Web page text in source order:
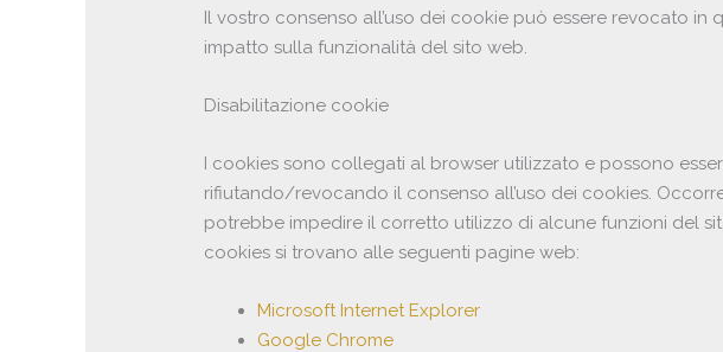
Il vostro consenso all’uso dei cookie può essere revocato
impatto sulla funzionalità del sito web.
Disabilitazione cookie
I cookies sono collegati al browser utilizzato e possono
rifiutando/revocando il consenso all’uso dei cookies.
potrebbe impedire il corretto utilizzo di alcune funzioni del
cookies si trovano alle seguenti pagine web:
Microsoft Internet Explorer
Google Chrome